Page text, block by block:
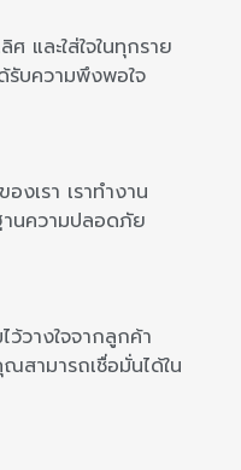
ศ และใส่ใจในทุกราย
รับความพึงพอใจ
เรา เราทำงาน
นความปลอดภัย
วางใจจากลูกค้า
สามารถเชื่อมั่นได้ใน